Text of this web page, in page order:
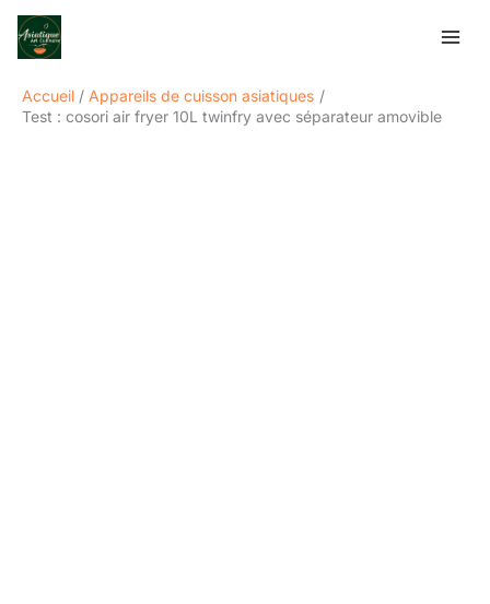
Aller
Accueil
Appareils de cuisson asiatiques
Test : cosori air fryer 10L twinfry avec séparateur amovible
Rechercher